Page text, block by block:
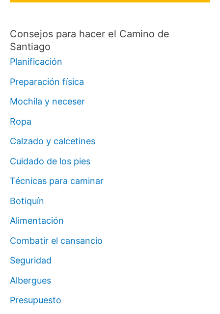
Consejos para hacer el Camino de
Santiago
Planificación
Preparación física
Mochila y neceser
Ropa
Calzado y calcetines
Cuidado de los pies
Técnicas para caminar
Botiquín
Alimentación
Combatir el cansancio
Seguridad
Albergues
Presupuesto